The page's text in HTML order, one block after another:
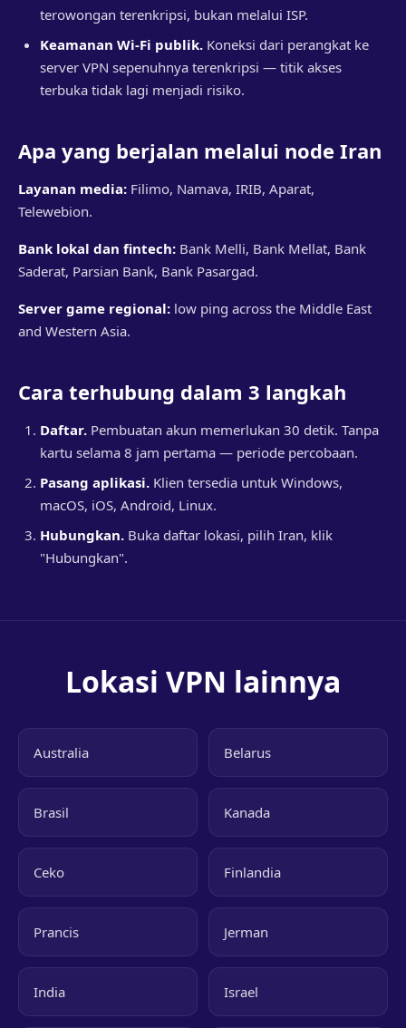
terowongan terenkripsi, bukan melalui ISP.
Keamanan Wi-Fi publik. Koneksi dari perangkat ke
server VPN sepenuhnya terenkripsi — titik akses
terbuka tidak lagi menjadi risiko.
Apa yang berjalan melalui node Iran
Layanan media: Filimo, Namava, IRIB, Aparat,
Telewebion.
Bank lokal dan fintech: Bank Melli, Bank Mellat, Bank
Saderat, Parsian Bank, Bank Pasargad.
Server game regional: low ping across the Middle East
and Western Asia.
Cara terhubung dalam 3 langkah
Daftar. Pembuatan akun memerlukan 30 detik. Tanpa
kartu selama 8 jam pertama — periode percobaan.
Pasang aplikasi. Klien tersedia untuk Windows,
macOS, iOS, Android, Linux.
Hubungkan. Buka daftar lokasi, pilih Iran, klik
"Hubungkan".
Lokasi VPN lainnya
Australia Belarus
Brasil Kanada
Ceko Finlandia
Prancis Jerman
India Israel